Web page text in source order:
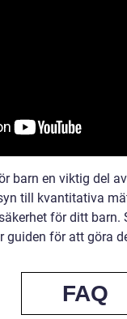
barn en viktig del
till kvantitativa
för ditt
guiden för att göra
FAQ